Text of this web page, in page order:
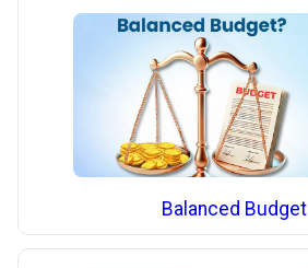
Balanced Budget